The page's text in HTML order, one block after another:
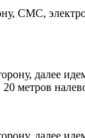
СМС,
далее
метров
далее